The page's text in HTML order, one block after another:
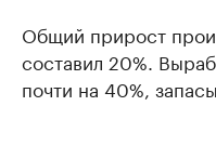
Общий прирост
составил 20%.
почти на 40%,